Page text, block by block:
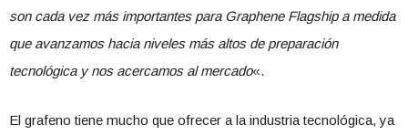
son cada vez más importantes para Graphene Flagship a medida
que avanzamos hacia niveles más altos de preparación
tecnológica y nos acercamos al mercado«.
El grafeno tiene mucho que ofrecer a la industria tecnológica, ya